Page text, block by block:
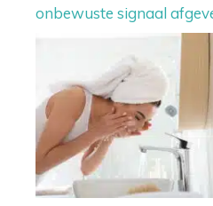
onbewuste signaal